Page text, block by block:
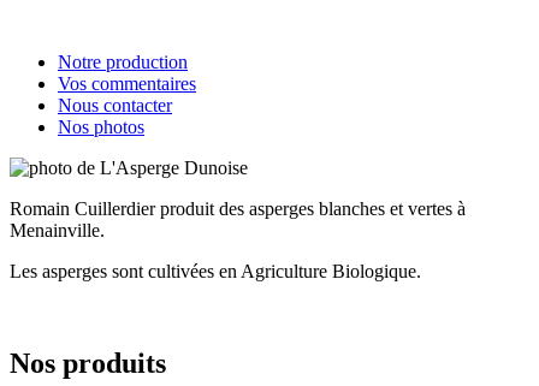
Notre production
Vos commentaires
Nous contacter
Nos photos
Romain Cuillerdier produit des asperges blanches et vertes à
Menainville.
Les asperges sont cultivées en Agriculture Biologique.
Nos produits